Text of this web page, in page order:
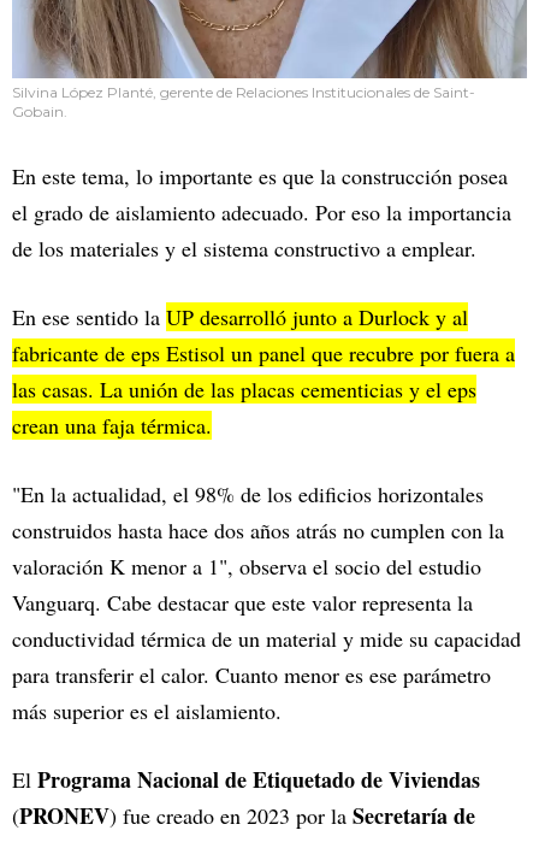
Silvina López Planté, gerente de Relaciones Institucionales de Saint-
Gobain.
En este tema, lo importante es que la construcción posea
el grado de aislamiento adecuado. Por eso la importancia
de los materiales y el sistema constructivo a emplear.
En ese sentido la UP desarrolló junto a Durlock y al
fabricante de eps Estisol un panel que recubre por fuera a
las casas. La unión de las placas cementicias y el eps
crean una faja térmica.
"En la actualidad, el 98% de los edificios horizontales
construidos hasta hace dos años atrás no cumplen con la
valoración K menor a 1", observa el socio del estudio
Vanguarq. Cabe destacar que este valor representa la
conductividad térmica de un material y mide su capacidad
para transferir el calor. Cuanto menor es ese parámetro
más superior es el aislamiento.
El Programa Nacional de Etiquetado de Viviendas
(PRONEV) fue creado en 2023 por la Secretaría de